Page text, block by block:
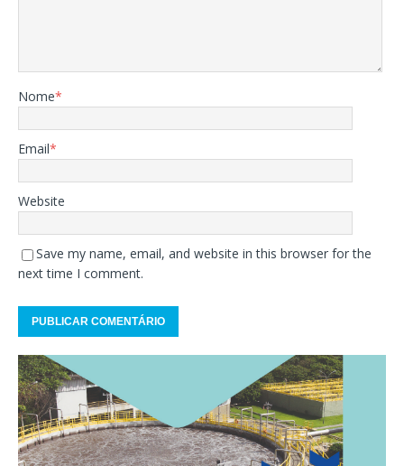
Nome*
Email*
Website
Save my name, email, and website in this browser for the
next time I comment.